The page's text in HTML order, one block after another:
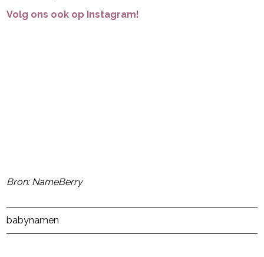
Volg ons ook op Instagram!
Bron: NameBerry
babynamen